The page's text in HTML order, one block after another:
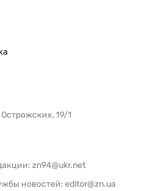
19/1
zn94@ukr.net
новостей: editor@zn.ua